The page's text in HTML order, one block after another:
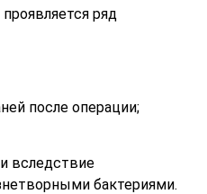
ряд
после операции;
вследствие
бактериями.